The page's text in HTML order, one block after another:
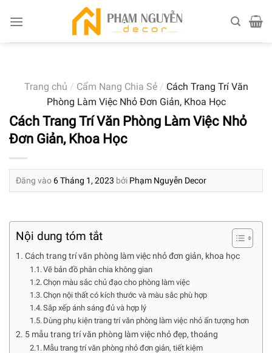
Trang chủ / Cẩm Nang Chia Sẻ / Cách Trang Trí Văn
Phòng Làm Việc Nhỏ Đơn Giản, Khoa Học
Cách Trang Trí Văn Phòng Làm Việc Nhỏ
Đơn Giản, Khoa Học
Đăng vào 6 Tháng 1, 2023 bởi Phạm Nguyễn Decor
Nội dung tóm tắt
Cách trang trí văn phòng làm việc nhỏ đơn giản, khoa học
Vẽ bản đồ phân chia không gian
Chọn màu sắc chủ đạo cho phòng làm việc
Chọn nội thất có kích thước và màu sắc phù hợp
Sắp xếp ánh sáng đủ và hợp lý
Dùng phụ kiện trang trí văn phòng làm việc nhỏ ấn tượng hơn
5 mẫu trang trí văn phòng làm việc nhỏ đẹp, thoáng
Mẫu trang trí văn phòng nhỏ đơn giản, tiết kiệm